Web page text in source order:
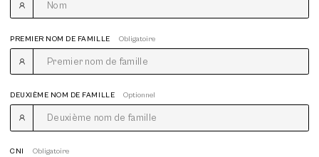
PREMIER NOM DE FAMILLE Obligatoire
DEUXIÈME NOM DE FAMILLE Optionnel
CNI Obligatoire